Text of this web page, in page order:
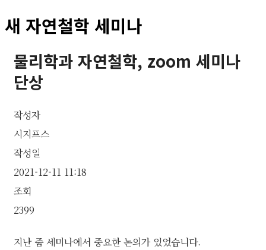
새 자연철학 세미나
물리학과 자연철학, zoom 세미나
단상
작성자
시지프스
작성일
2021-12-11 11:18
조회
2399
지난 줌 세미나에서 중요한 논의가 있었습니다.